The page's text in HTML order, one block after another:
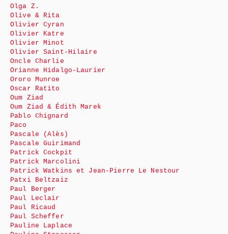
Olga Z.
Olive & Rita
Olivier Cyran
Olivier Katre
Olivier Minot
Olivier Saint-Hilaire
Oncle Charlie
Orianne Hidalgo-Laurier
Ororo Munroe
Oscar Ratito
Oum Ziad
Oum Ziad & Édith Marek
Pablo Chignard
Paco
Pascale (Alès)
Pascale Guirimand
Patrick Cockpit
Patrick Marcolini
Patrick Watkins et Jean-Pierre Le Nestour
Patxi Beltzaiz
Paul Berger
Paul Leclair
Paul Ricaud
Paul Scheffer
Pauline Laplace